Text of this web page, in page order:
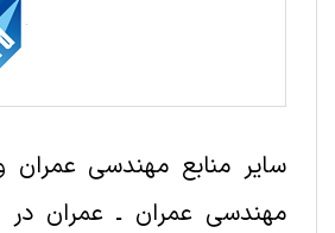
سایر منابع مهندسی عمران
مهندسی عمران ـ عمران در